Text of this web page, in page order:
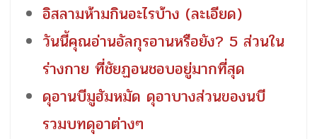
อิสลามห้ามกินอะไรบ้าง (ละเอียด)
วันนี้คุณอ่านอัลกุรอานหรือยัง? 5 ส่วนใน
ร่างกาย ที่ชัยฏอนชอบอยู่มากที่สุด
ดุอานบีมูฮัมหมัด ดุอาบางส่วนของนบี
รวมบทดุอาต่างๆ